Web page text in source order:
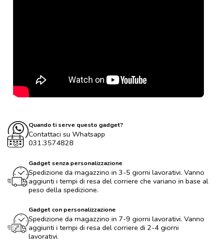
Quando ti serve questo gadget?
Contattaci su Whatsapp
031.3574828
Gadget senza personalizzazione
Spedizione da magazzino in 3-5 giorni lavorativi. Vanno
aggiunti i tempi di resa del corriere che variano in base al
peso della spedizione.
Gadget con personalizzazione
Spedizione da magazzino in 7-9 giorni lavorativi. Vanno
aggiunti i tempi di resa del corriere di 2-4 giorni
lavorativi.